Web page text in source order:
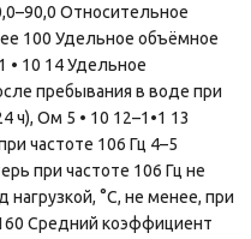
Относительное
100 Удельное объёмное
• 10 14 Удельное
пребывания в воде при
ч), Ом 5 • 10 12–1•1 13
частоте 106 Гц 4–5
при частоте 106 Гц не
°C, не менее, при
Средний коэффициент